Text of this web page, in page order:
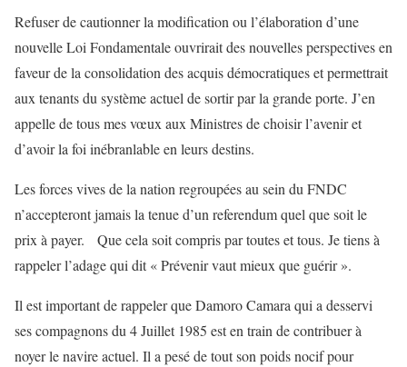
Refuser de cautionner la modification ou l’élaboration d’une
nouvelle Loi Fondamentale ouvrirait des nouvelles perspectives en
faveur de la consolidation des acquis démocratiques et permettrait
aux tenants du système actuel de sortir par la grande porte. J’en
appelle de tous mes vœux aux Ministres de choisir l’avenir et
d’avoir la foi inébranlable en leurs destins.
Les forces vives de la nation regroupées au sein du FNDC
n’accepteront jamais la tenue d’un referendum quel que soit le
prix à payer. Que cela soit compris par toutes et tous. Je tiens à
rappeler l’adage qui dit « Prévenir vaut mieux que guérir ».
Il est important de rappeler que Damoro Camara qui a desservi
ses compagnons du 4 Juillet 1985 est en train de contribuer à
noyer le navire actuel. Il a pesé de tout son poids nocif pour